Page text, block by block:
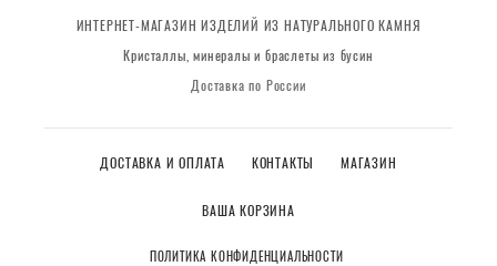
ИНТЕРНЕТ-МАГАЗИН ИЗДЕЛИЙ ИЗ НАТУРАЛЬНОГО КАМНЯ
Кристаллы, минералы и браслеты из бусин
Доставка по России
ДОСТАВКА И ОПЛАТА КОНТАКТЫ МАГАЗИН
ВАША КОРЗИНА
ПОЛИТИКА КОНФИДЕНЦИАЛЬНОСТИ